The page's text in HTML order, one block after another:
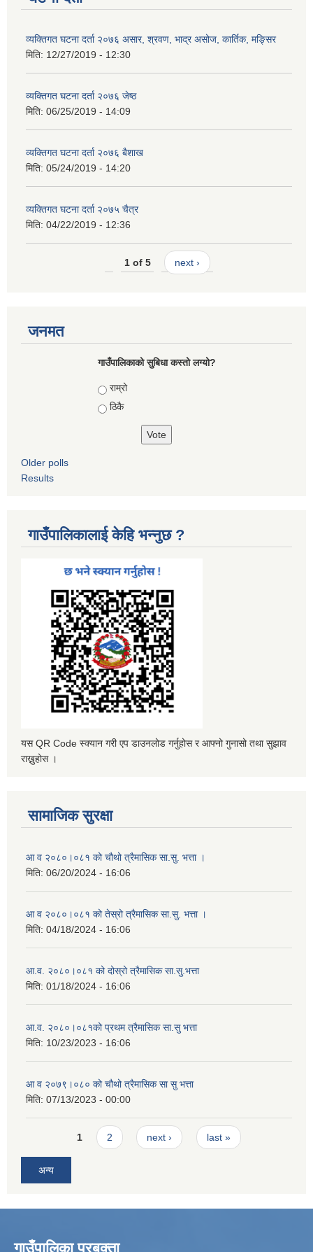
व्यक्तिगत घटना दर्ता २०७६ असार, श्रवण, भाद्र असोज, कार्तिक, मङ्सिर
मिति: 12/27/2019 - 12:30
व्यक्तिगत घटना दर्ता २०७६ जेष्ठ
मिति: 06/25/2019 - 14:09
व्यक्तिगत घटना दर्ता २०७६ बैशाख
मिति: 05/24/2019 - 14:20
व्यक्तिगत घटना दर्ता २०७५ चैत्र
मिति: 04/22/2019 - 12:36
1 of 5 next ›
जनमत
गाउँपालिकाको सुबिधा कस्तो लग्यो?
Choices
राम्रो
ठिकै
Older polls
Results
गाउँपालिकालाई केहि भन्नुछ ?
यस QR Code स्क्यान गरी एप डाउनलोड गर्नुहोस र आफ्नो गुनासो तथा सुझाव
राख्नुहोस ।
सामाजिक सुरक्षा
आ व २०८०।०८१ को चौथो त्रैमासिक सा.सु. भत्ता ।
मिति: 06/20/2024 - 16:06
आ व २०८०।०८१ को तेस्रो त्रैमासिक सा.सु. भत्ता ।
मिति: 04/18/2024 - 16:06
आ.व. २०८०।०८१ को दोस्रो त्रैमासिक सा.सु.भत्ता
मिति: 01/18/2024 - 16:06
आ.व. २०८०।०८१को प्रथम त्रैमासिक सा.सु भत्ता
मिति: 10/23/2023 - 16:06
आ व २०७९।०८० को चौथो त्रैमासिक सा सु भत्ता
मिति: 07/13/2023 - 00:00
Pages1 2 next › last »
अन्य
गाउँपालिका प्रबक्ता